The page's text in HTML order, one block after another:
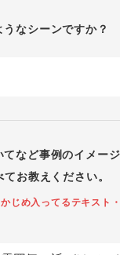
なシーンですか？
てなど事例のイメー
お教えください。
じめ入ってるテキスト